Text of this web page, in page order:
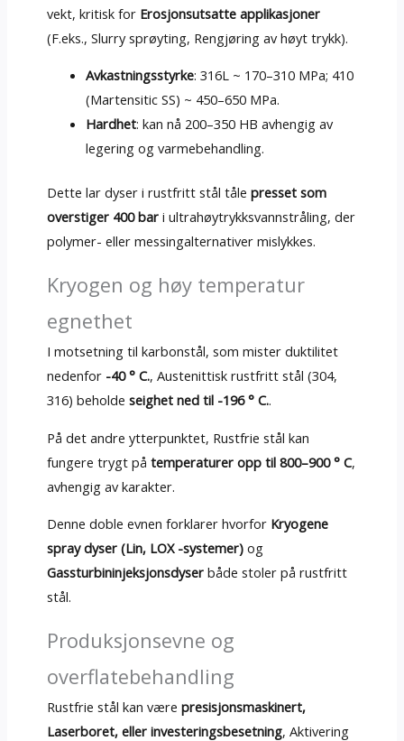
vekt, kritisk for Erosjonsutsatte applikasjoner
(F.eks., Slurry sprøyting, Rengjøring av høyt trykk).
Avkastningsstyrke: 316L ~ 170–310 MPa; 410
(Martensitic SS) ~ 450–650 MPa.
Hardhet: kan nå 200–350 HB avhengig av
legering og varmebehandling.
Dette lar dyser i rustfritt stål tåle presset som
overstiger 400 bari ultrahøytrykksvannstråling, der
polymer- eller messingalternativer mislykkes.
Kryogen og høy temperatur
egnethet
I motsetning til karbonstål, som mister duktilitet
nedenfor -40 ° C., Austenittisk rustfritt stål (304,
316) beholde seighet ned til -196 ° C..
På det andre ytterpunktet, Rustfrie stål kan
fungere trygt på temperaturer opp til 800–900 ° C,
avhengig av karakter.
Denne doble evnen forklarer hvorfor Kryogene
spray dyser (Lin, LOX -systemer)og
Gassturbininjeksjonsdyserbåde stoler på rustfritt
stål.
Produksjonsevne og
overflatebehandling
Rustfrie stål kan være presisjonsmaskinert,
Laserboret, eller investeringsbesetning, Aktivering